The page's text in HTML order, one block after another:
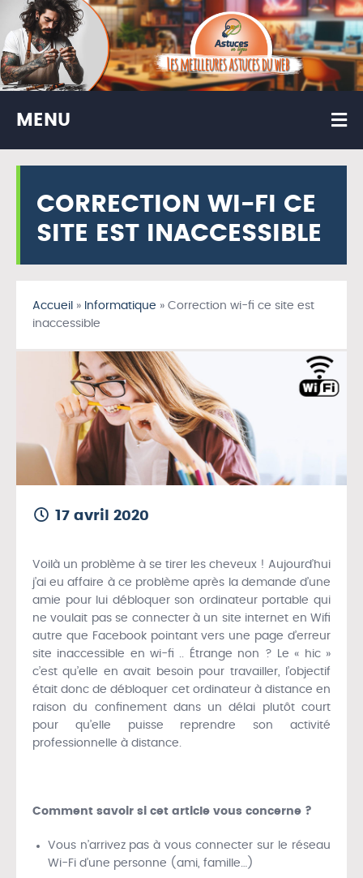
MENU
CORRECTION WI-FI CE
SITE EST INACCESSIBLE
Accueil » Informatique » Correction wi-fi ce site est
inaccessible
17 avril 2020
Voilà un problème à se tirer les cheveux ! Aujourd’hui
j’ai eu affaire à ce problème après la demande d’une
amie pour lui débloquer son ordinateur portable qui
ne voulait pas se connecter à un site internet en Wifi
autre que Facebook pointant vers une page d’erreur
site inaccessible en wi-fi .. Étrange non ? Le « hic »
c’est qu’elle en avait besoin pour travailler, l’objectif
était donc de débloquer cet ordinateur à distance en
raison du confinement dans un délai plutôt court
pour qu’elle puisse reprendre son activité
professionnelle à distance.
Comment savoir si cet article vous concerne ?
Vous n’arrivez pas à vous connecter sur le réseau
Wi-Fi d’une personne (ami, famille…)